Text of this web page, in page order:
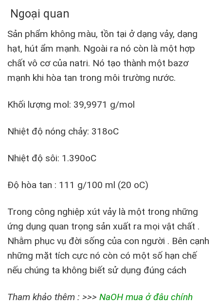
Ngoại quan
Sản phẩm không màu, tồn tại ở dạng vảy, dạng
hạt, hút ẩm mạnh. Ngoài ra nó còn là một hợp
chất vô cơ của natri. Nó tạo thành một bazơ
mạnh khi hòa tan trong môi trường nước.
Khối lượng mol: 39,9971 g/mol
Nhiệt độ nóng chảy: 318oC
Nhiệt độ sôi: 1.390oC
Độ hòa tan : 111 g/100 ml (20 oC)
Trong công nghiệp xút vảy là một trong những
ứng dụng quan trọng sản xuất ra mọi vật chất .
Nhằm phục vụ đời sống của con người . Bên cạnh
những mặt tích cực nó còn có một số hạn chế
nếu chúng ta không biết sử dụng đúng cách
Tham khảo thêm : >>> NaOH mua ở đâu chính